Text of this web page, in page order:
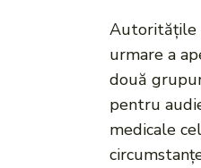
Autoritățile
urmare a
două
pentru
medicale